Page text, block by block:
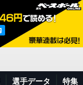
選手データ 特集